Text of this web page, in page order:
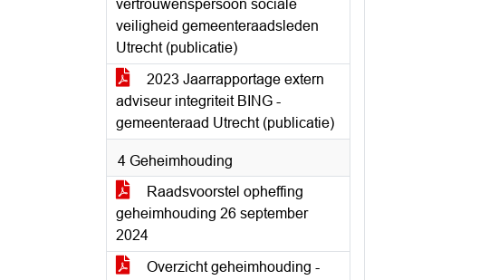
vertrouwenspersoon sociale
veiligheid gemeenteraadsleden
Utrecht (publicatie)
2023 Jaarrapportage extern
adviseur integriteit BING -
gemeenteraad Utrecht (publicatie)
4 Geheimhouding
Raadsvoorstel opheffing
geheimhouding 26 september
2024
Overzicht geheimhouding -